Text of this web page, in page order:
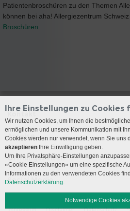
Patientenbroschüren zu den Themen
können bei aha! Allergiezentrum
Broschüren
Anreise
Öffnungszeiten
Social Media
Ihre Einstellungen zu Cookies
Wir nutzen Cookies, um Ihnen die
ermöglichen und unsere Kommunikation mit
Cookies werden nur verwendet, wenn Sie uns
akzeptieren Ihre Einwilligung geben.
Um Ihre Privatsphäre-Einstellungen
«Cookie Einstellungen» um eine spezifische
Informationen zu den verwendeten Cookies
Datenschutzerklärung.
Notwendige Cookies